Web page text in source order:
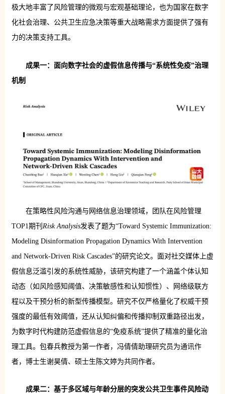
极大地丰富了风险管理的微观与宏观基础理论，也为国家在数字
化社会治理、公共卫生应急决策等重大战略需求方面提供了强有
力的决策支持工具。
成果一：面向数字社会的虚假信息传播与“系统性免疫”治理
机制
在策略性风险沟通与网络信息治理领域，团队在风险管理
TOP1期刊 Risk Analysis发表了题为“Toward Systemic Immunization:
Modeling Disinformation Propagation Dynamics With Intervention
and Network-Driven Risk Cascades”的研究论文。面对社交媒体上虚
假信息泛滥引发的系统性威胁，该研究构建了一个涵盖个体认知
动态（如风险感知阈值、决策敏感性和认知惯性）、网络级联方
程以及干预分析的新型传播模型。研究不仅严格量化了权威干预
强度的最低有效阈值，还从认知纠偏和传播抑制双重路径出发，
为数字时代构建防范虚假信息的“免疫系统”提供了精准的量化治
理工具。包春兵教授为第一作者，冯倩倩助理研究员为通讯作
者，博士生谢昊倩、硕士生陈文婷为共同作者。
成果二：基于多区域与年龄分层的突发公共卫生事件风险动